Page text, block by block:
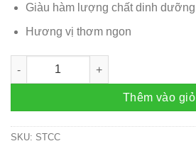
Giàu hàm lượng chất dinh dưỡng
Hương vị thơm ngon
Cà Chua ( Quả ) số lượng
Thêm vào giỏ
SKU: STCC